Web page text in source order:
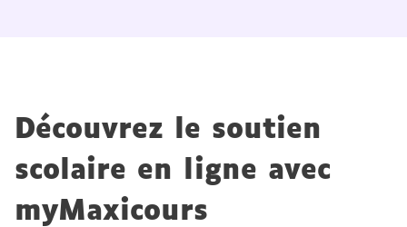
Découvrez le soutien
scolaire en ligne avec
myMaxicours